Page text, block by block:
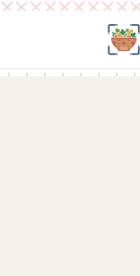
Salt la conținut